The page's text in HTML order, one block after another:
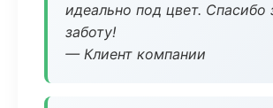
идеально под цвет. Спасибо
заботу!
— Клиент компании